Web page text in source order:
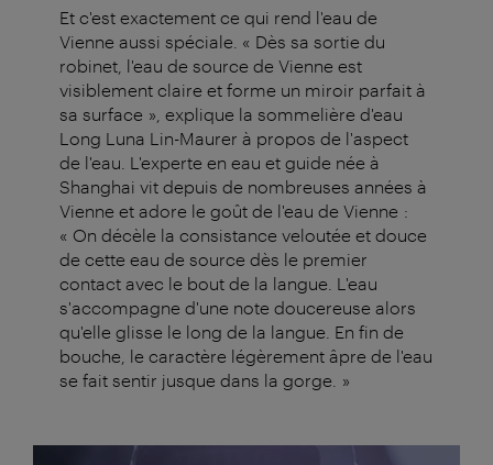
Et c'est exactement ce qui rend l'eau de
Vienne aussi spéciale. « Dès sa sortie du
robinet, l'eau de source de Vienne est
visiblement claire et forme un miroir parfait à
sa surface », explique la sommelière d'eau
Long Luna Lin-Maurer à propos de l'aspect
de l'eau. L'experte en eau et guide née à
Shanghai vit depuis de nombreuses années à
Vienne et adore le goût de l'eau de Vienne :
« On décèle la consistance veloutée et douce
de cette eau de source dès le premier
contact avec le bout de la langue. L'eau
s'accompagne d'une note doucereuse alors
qu'elle glisse le long de la langue. En fin de
bouche, le caractère légèrement âpre de l'eau
se fait sentir jusque dans la gorge. »